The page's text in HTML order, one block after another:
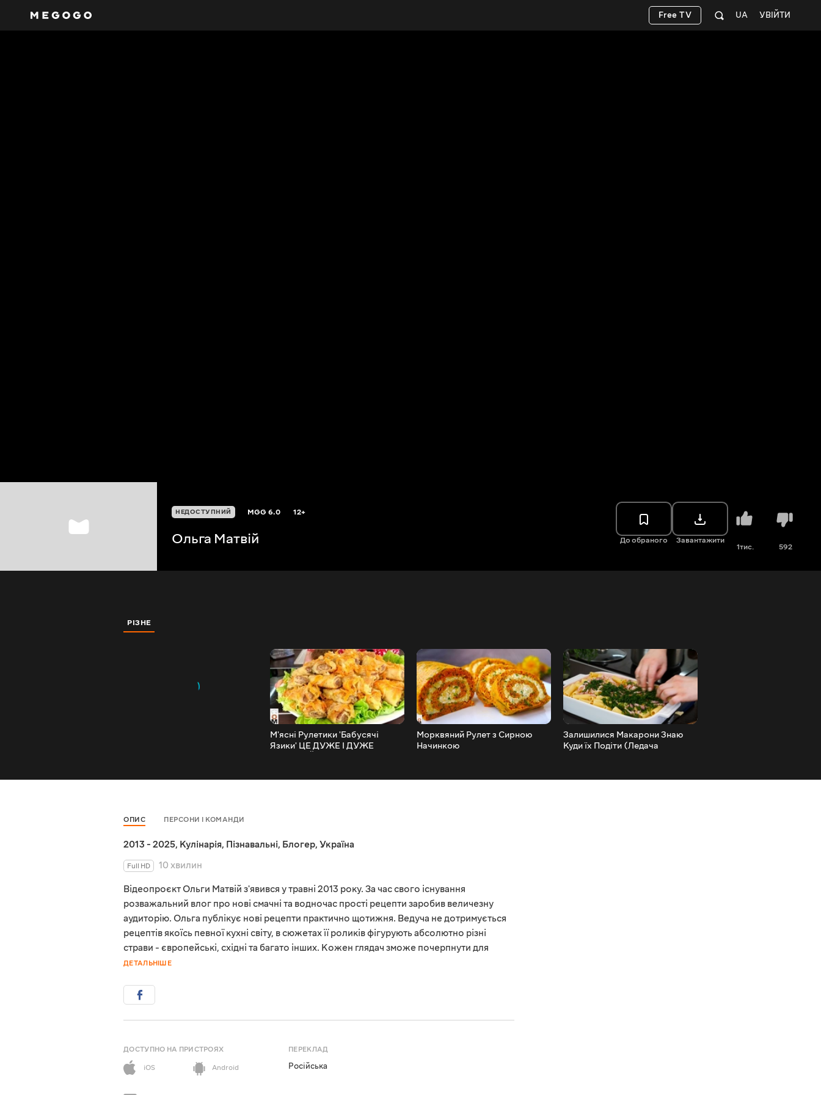
УВІЙТИ
UA
Free TV
НЕДОСТУПНИЙ MGG6.0 12+
Ольга Матвій До обраного Завантажити
1тис. 592
РІЗНЕ
М'ясні Рулетики 'Бабусячі
Язики' ЦЕ ДУЖЕ І ДУЖЕ
Морквяний Рулет з Сирною
Начинкою
Залишилися Макарони Знаю
Куди їх Подіти (Ледача
ОПИС ПЕРСОНИ І КОМАНДИ
2013 - 2025, Кулінарія, Пізнавальні, Блогер, Україна
Full HD
10 хвилин
Відеопроєкт Ольги Матвій з'явився у травні 2013 року. За час свого існування
розважальний влог про нові смачні та водночас прості рецепти заробив величезну
аудиторію. Ольга публікує нові рецепти практично щотижня. Ведуча не дотримується
рецептів якоїсь певної кухні світу, в сюжетах її роликів фігурують абсолютно різні
страви - європейські, східні та багато інших. Кожен глядач зможе почерпнути для
ДЕТАЛЬНІШЕ
ДОСТУПНО НА ПРИСТРОЯХ
iOS
Android
ПЕРЕКЛАД
Російська